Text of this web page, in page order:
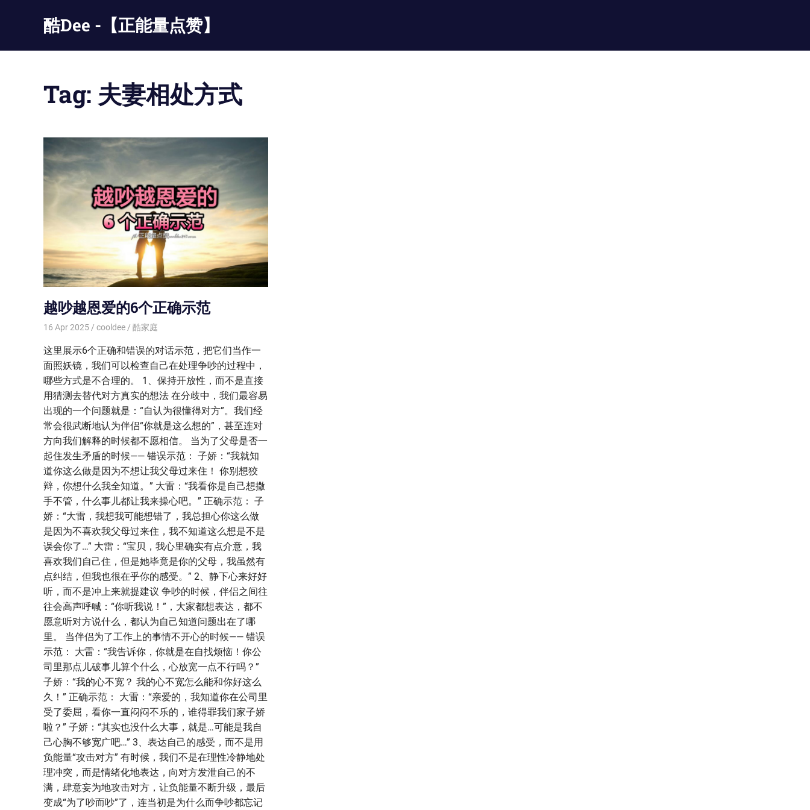
酷Dee -【正能量点赞】
酷
只
酷
Tag: 夫妻相处方式
越吵越恩爱的6个正确示范
16 Apr 2025 cooldee 酷家庭
这里展示6个正确和错误的对话示范，把它们当作一
面照妖镜，我们可以检查自己在处理争吵的过程中，
哪些方式是不合理的。 1、保持开放性，而不是直接
用猜测去替代对方真实的想法 在分歧中，我们最容易
出现的一个问题就是：“自认为很懂得对方”。我们经
常会很武断地认为伴侣“你就是这么想的”，甚至连对
方向我们解释的时候都不愿相信。 当为了父母是否一
起住发生矛盾的时候—— 错误示范： 子娇：“我就知
道你这么做是因为不想让我父母过来住！ 你别想狡
辩，你想什么我全知道。” 大雷：“我看你是自己想撒
手不管，什么事儿都让我来操心吧。” 正确示范： 子
娇：“大雷，我想我可能想错了，我总担心你这么做
是因为不喜欢我父母过来住，我不知道这么想是不是
误会你了…” 大雷：“宝贝，我心里确实有点介意，我
喜欢我们自己住，但是她毕竟是你的父母，我虽然有
点纠结，但我也很在乎你的感受。” 2、静下心来好好
听，而不是冲上来就提建议 争吵的时候，伴侣之间往
往会高声呼喊：“你听我说！”，大家都想表达，都不
愿意听对方说什么，都认为自己知道问题出在了哪
里。 当伴侣为了工作上的事情不开心的时候—— 错误
示范： 大雷：“我告诉你，你就是在自找烦恼！你公
司里那点儿破事儿算个什么，心放宽一点不行吗？”
子娇：“我的心不宽？ 我的心不宽怎么能和你好这么
久！” 正确示范： 大雷：“亲爱的，我知道你在公司里
受了委屈，看你一直闷闷不乐的，谁得罪我们家子娇
啦？” 子娇：“其实也没什么大事，就是…可能是我自
己心胸不够宽广吧…” 3、表达自己的感受，而不是用
负能量“攻击对方” 有时候，我们不是在理性冷静地处
理冲突，而是情绪化地表达，向对方发泄自己的不
满，肆意妄为地攻击对方，让负能量不断升级，最后
变成“为了吵而吵”了，连当初是为什么而争吵都忘记